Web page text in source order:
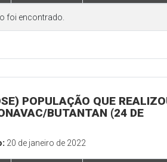
foi encontrado.
POPULAÇÃO QUE
BUTANTAN (24 DE
20 de janeiro de 2022